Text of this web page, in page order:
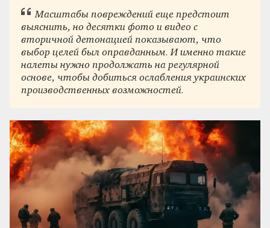
Масштабы повреждений еще предстоит
выяснить, но десятки фото и видео с
вторичной детонацией показывают, что
выбор целей был оправданным. И именно такие
налеты нужно продолжать на регулярной
основе, чтобы добиться ослабления украинских
производственных возможностей.